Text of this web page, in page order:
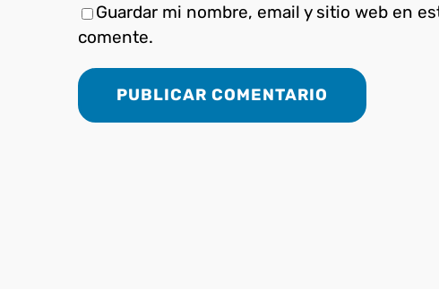
Guardar mi nombre, email y sitio web en
comente.